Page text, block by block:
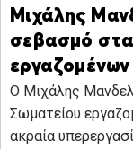
Μιχάλης
σεβασμό
Ο Μιχάλης
Σωματείου
ακραία